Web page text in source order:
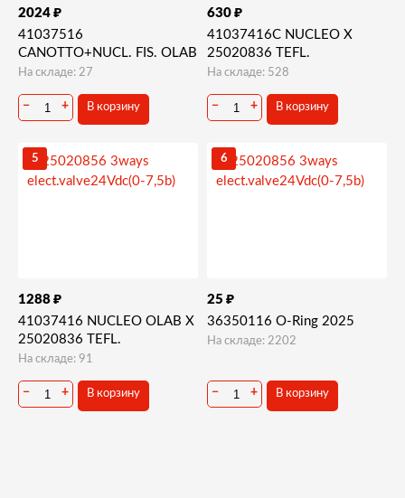
2024 ₽
41037516
CANOTTO+NUCL. FIS. OLAB
На складе: 27
− + В корзину
630 ₽
41037416С NUCLEO X
25020836 TEFL.
На складе: 528
− + В корзину
5
1288 ₽
41037416 NUCLEO OLAB X
25020836 TEFL.
На складе: 91
− + В корзину
6
25 ₽
36350116 O-Ring 2025
На складе: 2202
− + В корзину